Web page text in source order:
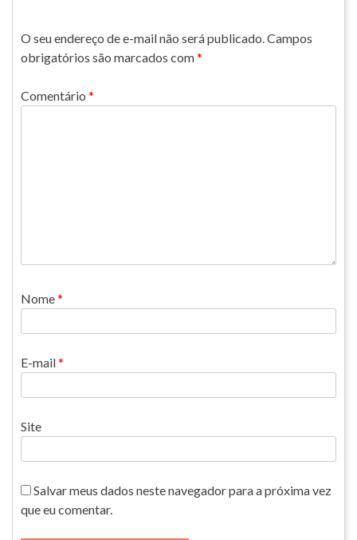
O seu endereço de e-mail não será publicado.Campos
obrigatórios são marcados com*
Comentário *
Nome*
E-mail*
Site
Salvar meus dados neste navegador para a próxima vez
que eu comentar.